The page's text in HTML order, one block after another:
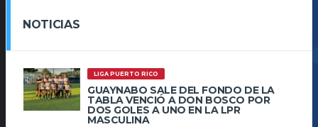
NOTICIAS
LIGA PUERTO RICO
GUAYNABO SALE DEL FONDO DE LA
TABLA VENCIÓ A DON BOSCO POR
DOS GOLES A UNO EN LA LPR
MASCULINA